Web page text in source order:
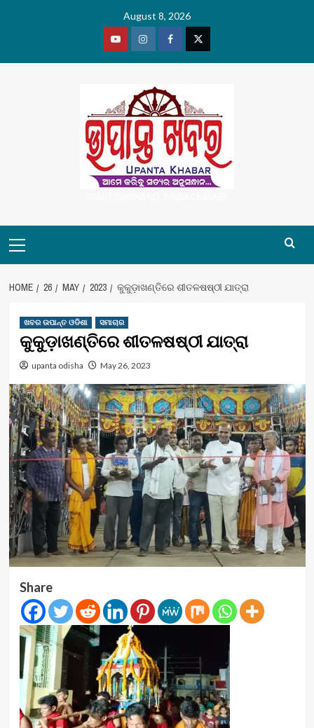
August 8, 2026
YoutubeVimeoFacebookTwitter
Menu
HOME 26 MAY 2023 କୁକୁଡ଼ାଖଣ୍ତିରେ ଶୀତଳଷଷ୍ଠୀ ଯାତ୍ରା
ଖବର ଉପାନ୍ତ ଓଡିଶା ସମାଚାର
କୁକୁଡ଼ାଖଣ୍ତିରେ ଶୀତଳଷଷ୍ଠୀ ଯାତ୍ରା
upanta odisha May 26, 2023
Share